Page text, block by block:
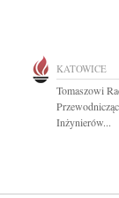
KATOWICE
Tomaszowi
Inżynierów...